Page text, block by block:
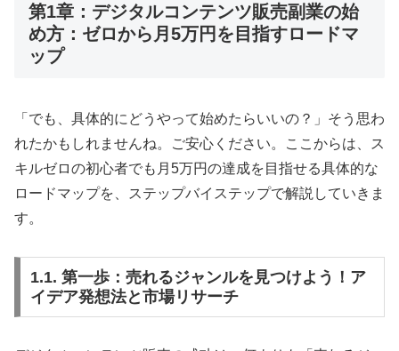
第1章：デジタルコンテンツ販売副業の始
め方：ゼロから月5万円を目指すロードマ
ップ
「でも、具体的にどうやって始めたらいいの？」そう思わ
れたかもしれませんね。ご安心ください。ここからは、ス
キルゼロの初心者でも月5万円の達成を目指せる具体的な
ロードマップを、ステップバイステップで解説していきま
す。
1.1. 第一歩：売れるジャンルを見つけよう！ア
イデア発想法と市場リサーチ